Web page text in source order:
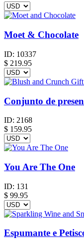
Moet & Chocolate
ID: 10337
$ 219.95
Conjunto de
ID: 2168
$ 159.95
You Are The One
ID: 131
$ 99.95
Espumante e